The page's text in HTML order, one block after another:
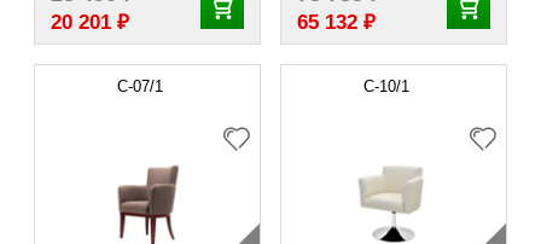
20 201 ₽ 65 132 ₽
С-07/1 С-10/1